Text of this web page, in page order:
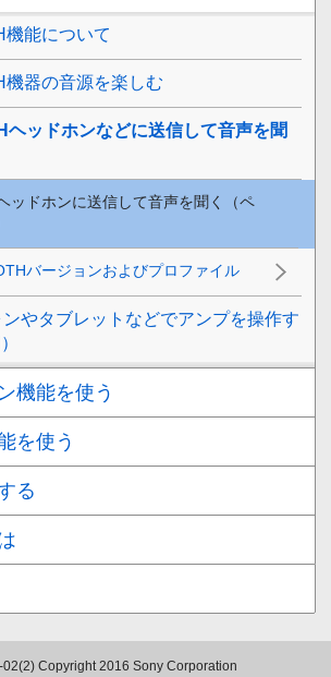
機能について
機器の音源を楽しむ
ヘッドホンなどに送信して音声を聞
ッドホンに送信して音声を聞く（ペ
バージョンおよびプロファイル
やタブレットなどでアンプを操作す
機能を使う
を使う
る
02(2) Copyright 2016 Sony Corporation